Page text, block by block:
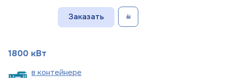
Заказать
1800 кВт
в контейнере